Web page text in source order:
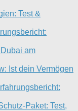
Test &
am
Ist dein Vermögen
Paket: Test,